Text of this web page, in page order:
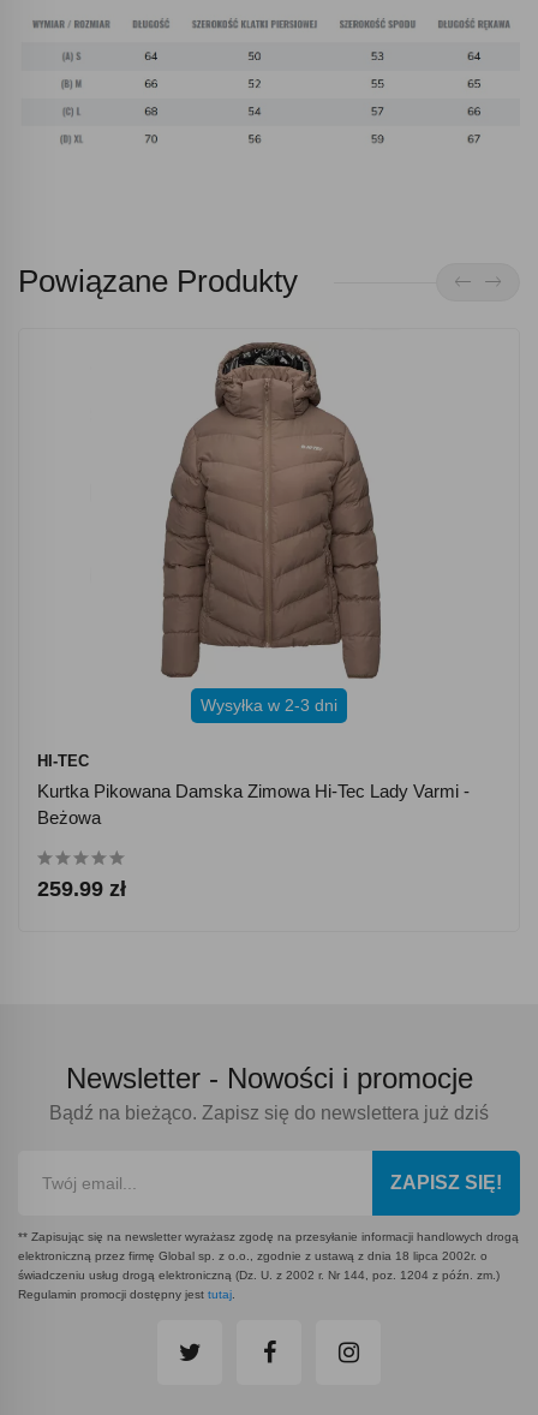
Powiązane Produkty
Wysyłka w 2-3 dni
HI-TEC
Kurtka Pikowana Damska Zimowa Hi-Tec Lady Varmi -
Beżowa
259.99 zł
Newsletter - Nowości i promocje
Bądź na bieżąco. Zapisz się do newslettera już dziś
ZAPISZ SIĘ!
** Zapisując się na newsletter wyrażasz zgodę na przesyłanie informacji handlowych drogą
elektroniczną przez firmę Global sp. z o.o., zgodnie z ustawą z dnia 18 lipca 2002r. o
świadczeniu usług drogą elektroniczną (Dz. U. z 2002 r. Nr 144, poz. 1204 z późn. zm.)
Regulamin promocji dostępny jest tutaj